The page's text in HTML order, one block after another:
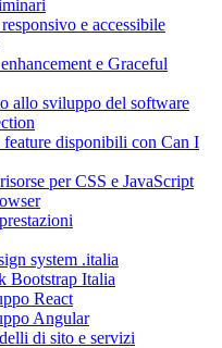
e accessibile
e Graceful
allo sviluppo del software
disponibili con Can I
per CSS e JavaScript
system .italia
Bootstrap Italia
React
Angular
di sito e servizi